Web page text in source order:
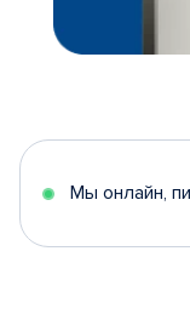
Мы онлайн,